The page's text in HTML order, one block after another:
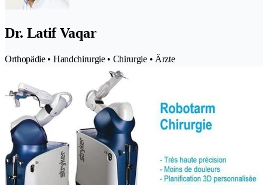
Dr. Latif Vaqar
Orthopädie • Handchirurgie • Chirurgie • Ärzte